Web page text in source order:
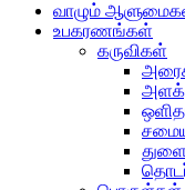
வாழும்
உபகரணங்கள்
கருவிகள்